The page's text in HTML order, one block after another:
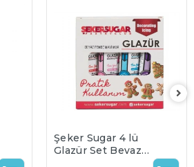
Şeker Sugar 4 lü
Glazür Set Beyaz